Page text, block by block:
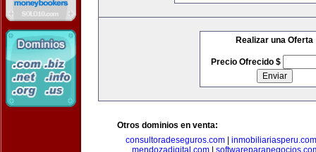
Realizar una Oferta
Precio Ofrecido $
Otros dominios en venta:
consultoradeseguros.com
inmobiliariasperu.com
mendozadigital.com|